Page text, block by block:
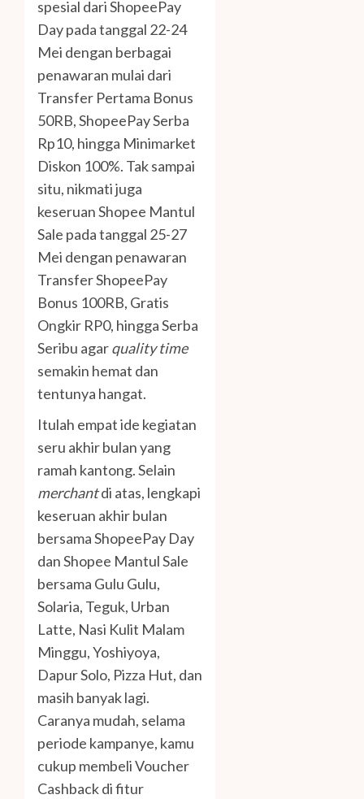
spesial dari ShopeePay
Day pada tanggal 22-24
Mei dengan berbagai
penawaran mulai dari
Transfer Pertama Bonus
50RB, ShopeePay Serba
Rp10, hingga Minimarket
Diskon 100%. Tak sampai
situ, nikmati juga
keseruan Shopee Mantul
Sale pada tanggal 25-27
Mei dengan penawaran
Transfer ShopeePay
Bonus 100RB, Gratis
Ongkir RP0, hingga Serba
Seribu agarquality time
semakin hemat dan
tentunya hangat.
Itulah empat ide kegiatan
seru akhir bulan yang
ramah kantong. Selain
merchantdi atas, lengkapi
keseruan akhir bulan
bersama ShopeePay Day
dan Shopee Mantul Sale
bersama Gulu Gulu,
Solaria, Teguk, Urban
Latte, Nasi Kulit Malam
Minggu, Yoshiyoya,
Dapur Solo, Pizza Hut, dan
masih banyak lagi.
Caranya mudah, selama
periode kampanye, kamu
cukup membeli Voucher
Cashback di fitur